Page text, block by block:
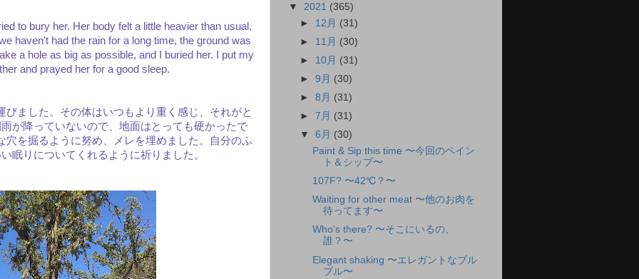
to bury her. Her body felt a little heavier than usual,
haven't had the rain for a long time, the ground was
a hole as big as possible, and I buried her. I put my
and prayed her for a good sleep.
びました。その体はいつもより重く感じ、それがと
が降っていないので、地面はとっても硬かったで
穴を掘るように努め、メレを埋めました。自分のふ
眠りについてくれるように祈りました。
▼ 2021 (365)
► 12月 (31)
► 11月 (30)
► 10月 (31)
►9月 (30)
►8月 (31)
►7月 (31)
▼6月 (30)
Paint & Sip this time 〜今回のペイン
ト＆シップ〜
107F? 〜42℃？〜
Waiting for other meat 〜他のお肉を
待ってます〜
Who's there? 〜そこにいるの、
誰？〜
Elegant shaking 〜エレガントなブル
ブル〜